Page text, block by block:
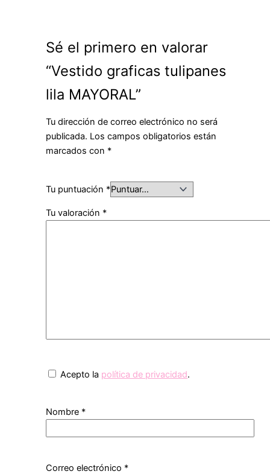
Sé el primero en valorar
“Vestido graficas tulipanes
lila MAYORAL”
Tu dirección de correo electrónico no será
publicada. Los campos obligatorios están
marcados con *
Tu puntuación *
Tu valoración *
Acepto la política de privacidad.
Nombre *
Correo electrónico *